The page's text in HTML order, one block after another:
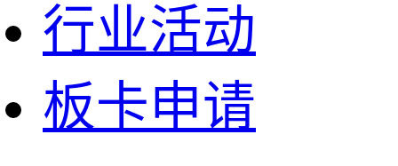
行业活动
板卡申请